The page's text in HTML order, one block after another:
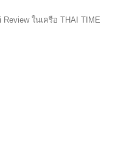
ในเครือ THAI TIME